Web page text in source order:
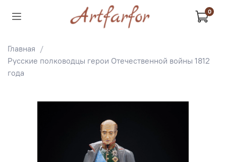
0
Главная
Русские полководцы герои Отечественной войны 1812
года